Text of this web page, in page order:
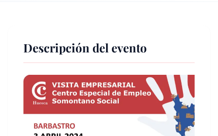
Descripción del evento